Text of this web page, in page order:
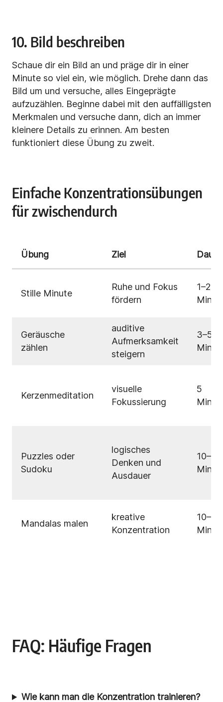
10. Bild beschreiben
Schaue dir ein Bild an und präge dir in einer
Minute so viel ein, wie möglich. Drehe dann das
Bild um und versuche, alles Eingeprägte
aufzuzählen. Beginne dabei mit den auffälligsten
Merkmalen und versuche dann, dich an immer
kleinere Details zu erinnen. Am besten
funktioniert diese Übung zu zweit.
Einfache Konzentrationsübungen
für zwischendurch
Übung Ziel Dauer
Stille Minute
Ruhe und Fokus
fördern
1–2
Geräusche
zählen
auditive
Aufmerksamkeit
steigern
3–5
Kerzenmeditation
visuelle
Fokussierung
5
Puzzles oder
Sudoku
logisches
Denken und
Ausdauer
10–15
Mandalas malen
kreative
Konzentration
10–20
FAQ: Häufige Fragen
Wie kann man die Konzentration trainieren?